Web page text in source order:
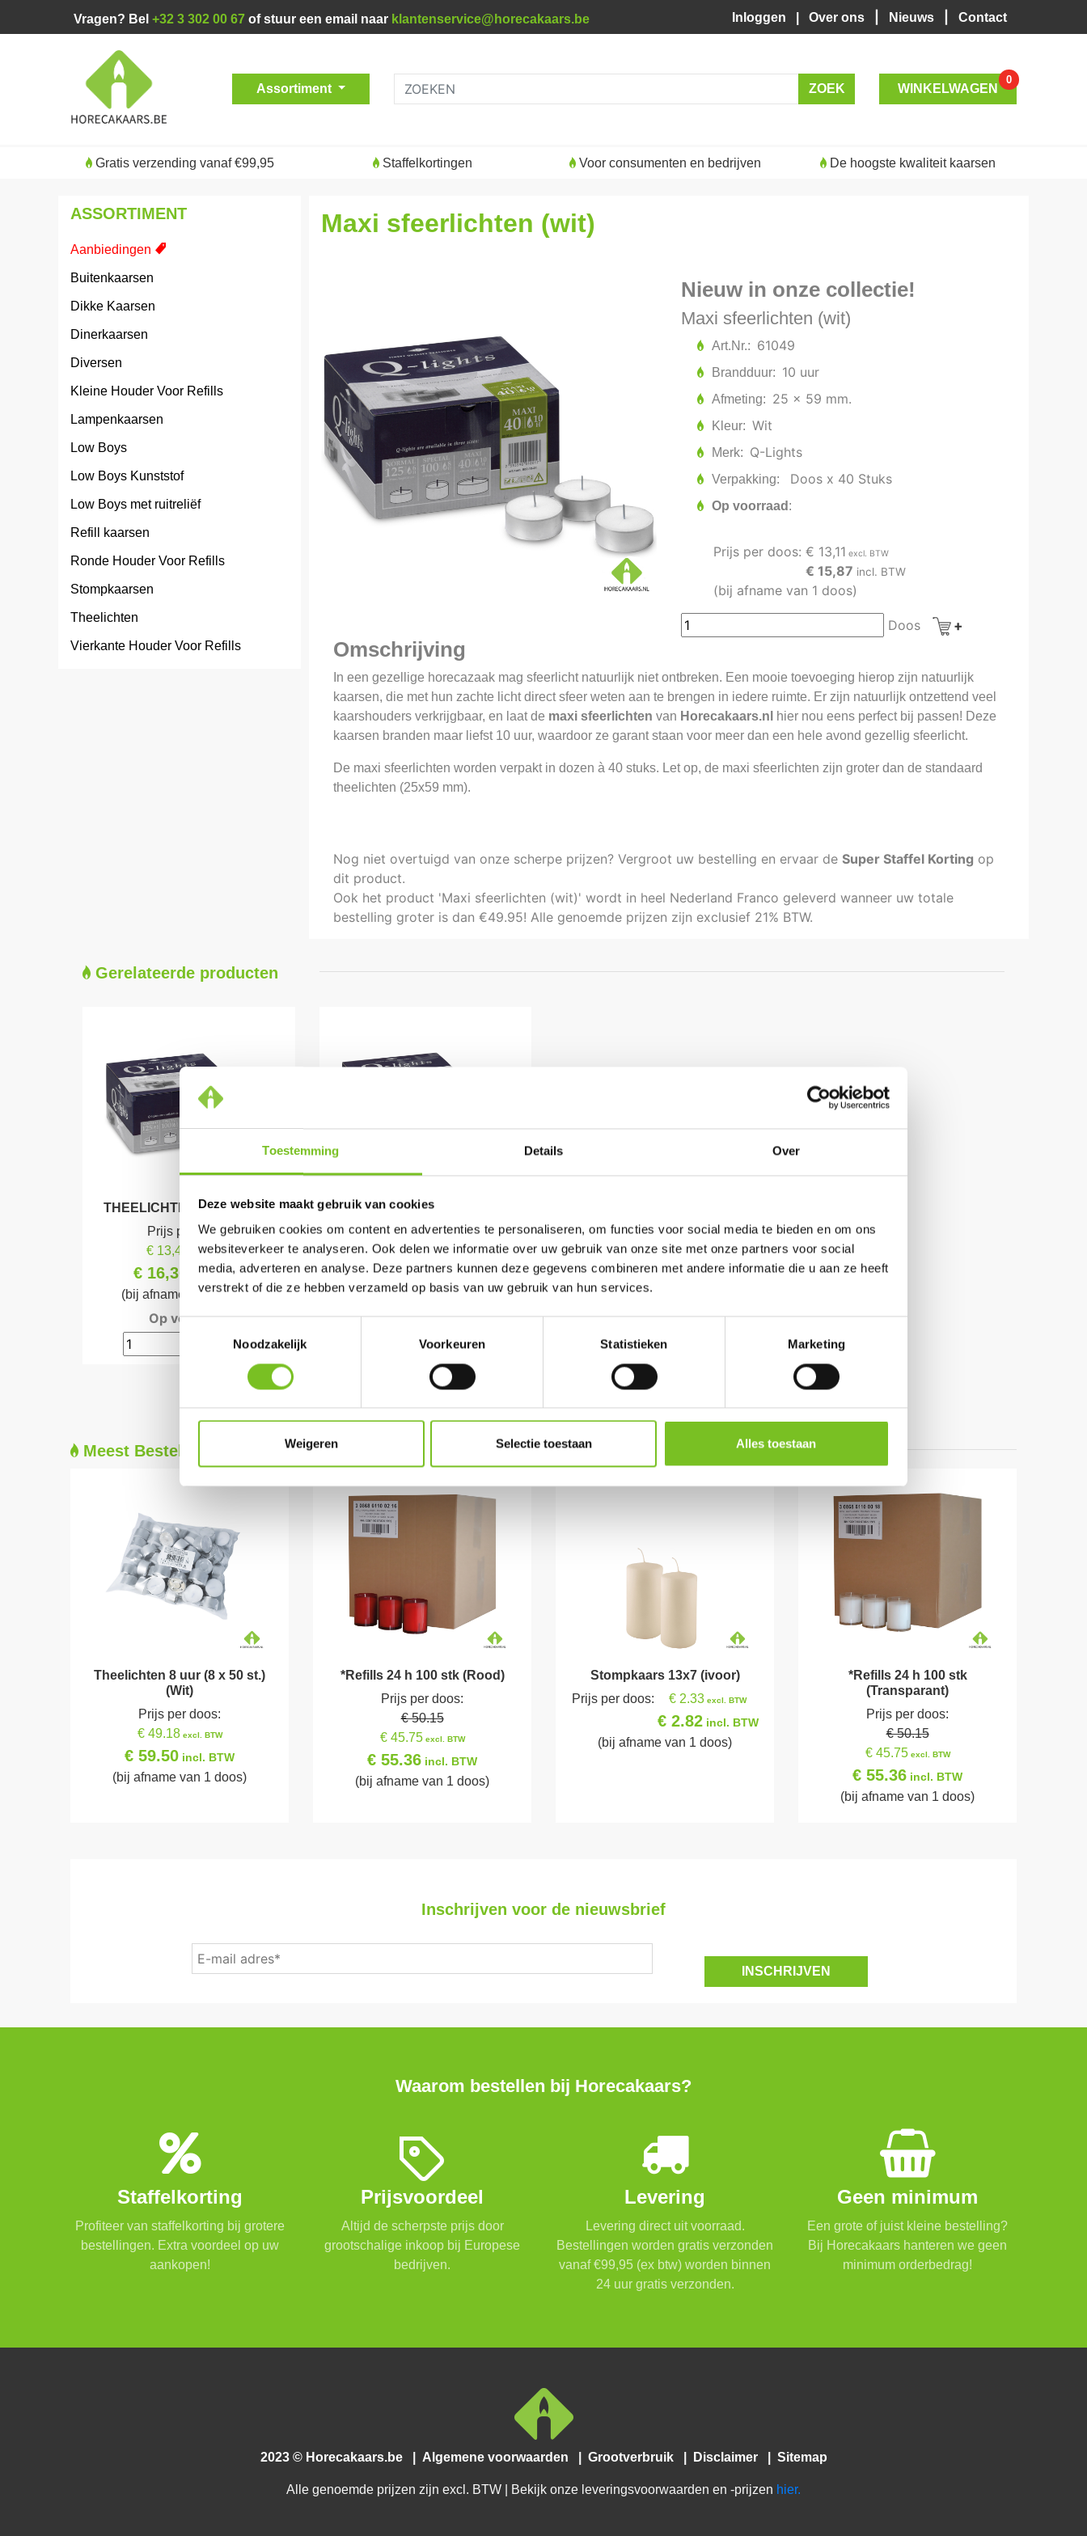
Toestemming Details Over
Deze website maakt gebruik van cookies
We gebruiken cookies om content en advertenties te personaliseren, om functies voor social media te bieden en om ons
websiteverkeer te analyseren. Ook delen we informatie over uw gebruik van onze site met onze partners voor social
media, adverteren en analyse. Deze partners kunnen deze gegevens combineren met andere informatie die u aan ze heeft
verstrekt of die ze hebben verzameld op basis van uw gebruik van hun services.
Toestemmingsselectie
Noodzakelijk
Voorkeuren Statistieken Marketing
Weigeren Selectie toestaan Alles toestaan
Vragen? Bel +32 3 302 00 67 of stuur een email naar klantenservice@horecakaars.be Inloggen Over ons Nieuws Contact
Assortiment WINKELWAGEN
0
Gratis verzending vanaf €99,95 Staffelkortingen Voor consumenten en bedrijven De hoogste kwaliteit kaarsen
ASSORTIMENT
Aanbiedingen
Buitenkaarsen
Dikke Kaarsen
Dinerkaarsen
Diversen
Kleine Houder Voor Refills
Lampenkaarsen
Low Boys
Low Boys Kunststof
Low Boys met ruitreliëf
Refill kaarsen
Ronde Houder Voor Refills
Stompkaarsen
Theelichten
Vierkante Houder Voor Refills
Maxi sfeerlichten (wit)
Nieuw in onze collectie!
Maxi sfeerlichten (wit)
Art.Nr. 61049
Brandduur 10 uur
Afmeting 25 x 59 mm.
Kleur Wit
Merk Q-Lights
Verpakking Doos x 40 Stuks
Op voorraad
Prijs per doos: € 13,11 excl. BTW
€ 15,87 incl. BTW
(bij afname van 1 doos)
Doos
Omschrijving
In een gezellige horecazaak mag sfeerlicht natuurlijk niet ontbreken. Een mooie toevoeging hierop zijn natuurlijk
kaarsen, die met hun zachte licht direct sfeer weten aan te brengen in iedere ruimte. Er zijn natuurlijk ontzettend veel
kaarshouders verkrijgbaar, en laat de maxi sfeerlichten van Horecakaars.nl
hier nou eens perfect bij passen! Deze
kaarsen branden maar liefst 10 uur, waardoor ze garant staan voor meer dan een hele avond gezellig sfeerlicht.
De maxi sfeerlichten worden verpakt in dozen à 40 stuks. Let op, de maxi sfeerlichten zijn groter dan de standaard
theelichten (25x59 mm).
Nog niet overtuigd van onze scherpe prijzen? Vergroot uw bestelling en ervaar de Super Staffel Korting op
dit product.
Ook het product 'Maxi sfeerlichten (wit)' wordt in heel Nederland Franco geleverd wanneer uw totale
bestelling groter is dan €49.95! Alle genoemde prijzen zijn exclusief 21% BTW.
Gerelateerde producten
THEELICHTEN 6 UUR (WIT)
Prijs per doos:
€ 13,47
excl. BTW
€ 16,30 incl. BTW
(bij afname van 1 doos)
Op voorraad
THEELICHTEN 8 UUR (WIT)
Prijs per doos:
€ 14,34 excl. BTW
€ 17,36incl. BTW
(bij afname van 1 doos)
Op voorraad
Meest Besteld
Theelichten 8 uur (8 x 50 st.)
(Wit)
Prijs per doos:
€ 49.18excl. BTW
€ 59.50 incl. BTW
(bij afname van 1 doos)
*Refills 24 h 100 stk (Rood)
Prijs per doos:
€ 50.15
€ 45.75excl. BTW
€ 55.36 incl. BTW
(bij afname van 1 doos)
Stompkaars 13x7 (ivoor)
Prijs per doos:
€ 2.33 excl. BTW
€ 2.82incl. BTW
(bij afname van 1 doos)
*Refills 24 h 100 stk
(Transparant)
Prijs per doos:
€ 50.15
€ 45.75excl. BTW
€ 55.36 incl. BTW
(bij afname van 1 doos)
Inschrijven voor de nieuwsbrief
Waarom bestellen bij Horecakaars?
Staffelkorting
Profiteer van staffelkorting bij grotere
bestellingen. Extra voordeel op uw
aankopen!
Prijsvoordeel
Altijd de scherpste prijs door
grootschalige inkoop bij Europese
bedrijven.
Levering
Levering direct uit voorraad.
Bestellingen worden gratis verzonden
vanaf €99,95 (ex btw) worden binnen
24 uur gratis verzonden.
Geen minimum
Een grote of juist kleine bestelling?
Bij Horecakaars hanteren we geen
minimum orderbedrag!
2023 © Horecakaars.be Algemene voorwaarden Grootverbruik Disclaimer Sitemap
Alle genoemde prijzen zijn excl. BTW | Bekijk onze leveringsvoorwaarden en -prijzen hier.